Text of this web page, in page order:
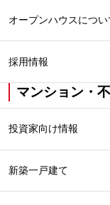
オープンハウスについ
採用情報
マンション・
投資家向け情報
新築一戸建て